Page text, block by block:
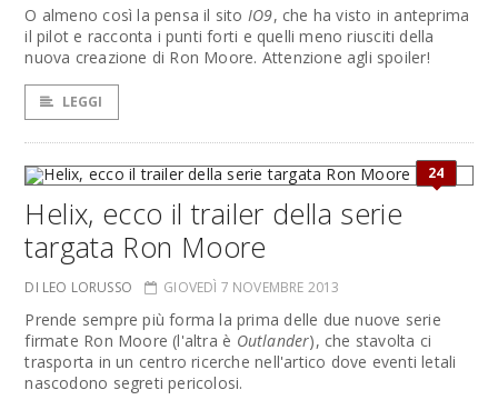
O almeno così la pensa il sito IO9, che ha visto in anteprima
il pilot e racconta i punti forti e quelli meno riusciti della
nuova creazione di Ron Moore. Attenzione agli spoiler!
LEGGI
24
Helix, ecco il trailer della serie
targata Ron Moore
DI LEO LORUSSO GIOVEDÌ 7 NOVEMBRE 2013
Prende sempre più forma la prima delle due nuove serie
firmate Ron Moore (l'altra è Outlander), che stavolta ci
trasporta in un centro ricerche nell'artico dove eventi letali
nascodono segreti pericolosi.